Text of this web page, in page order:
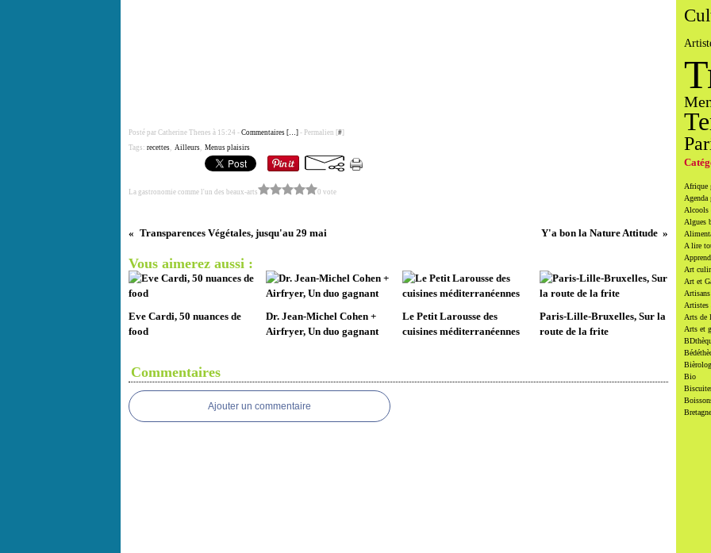
Posté par Catherine Thenes à 15:24 - Commentaires […] - Permalien [#]
Tags: recettes, Ailleurs, Menus plaisirs
La gastronomie comme l'un des beaux-arts 0 vote
Transparences Végétales, jusqu'au 29 mai Y'a bon la Nature Attitude
Vous aimerez aussi :
Eve Cardi, 50 nuances de
food
Dr. Jean-Michel Cohen +
Airfryer, Un duo gagnant
Le Petit Larousse des
cuisines méditerranéennes
Paris-Lille-Bruxelles, Sur la
route de la frite
Commentaires
Ajouter un commentaire
Afrique
Agenda
Alcools
Algues
A lire
Art
Art et
Artistes
Arts de
Arts et
Bio